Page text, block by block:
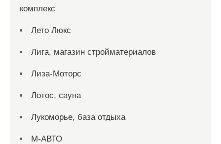
комплекс
Лето Люкс
Лига, магазин стройматериалов
Лиза-Моторс
Лотос, сауна
Лукоморье, база отдыха
М-АВТО